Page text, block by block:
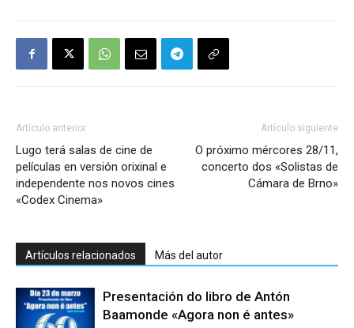
Artículo anterior
Lugo terá salas de cine de
películas en versión orixinal e
independente nos novos cines
«Codex Cinema»
Artículo siguiente
O próximo mércores 28/11,
concerto dos «Solistas de
Cámara de Brno»
Artículos relacionados Más del autor
Presentación do libro de Antón
Baamonde «Agora non é antes»